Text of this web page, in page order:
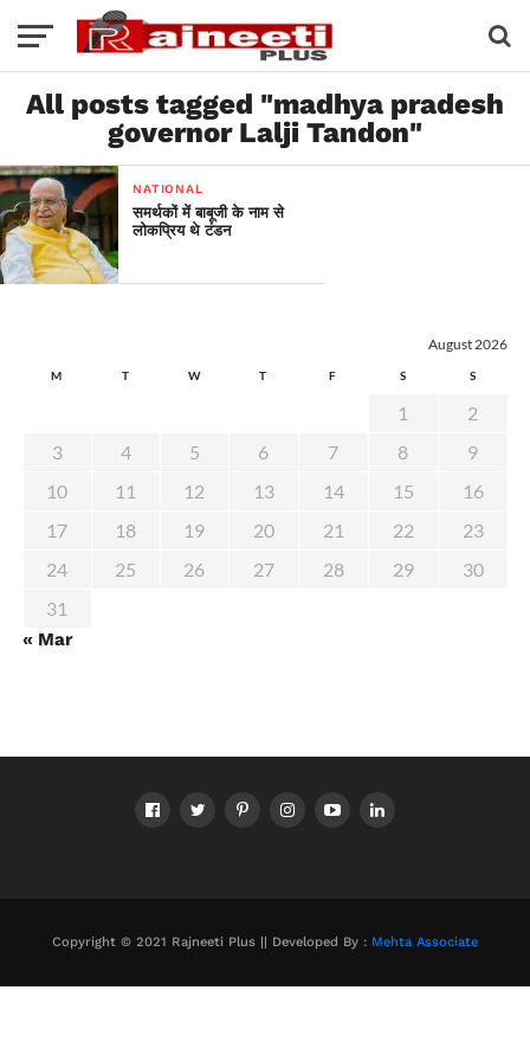
All posts tagged "madhya pradesh
governor Lalji Tandon"
NATIONAL
समर्थकों में बाबूजी के नाम से
लोकप्रिय थे टंडन
August 2026
M T W T F S S
1
2
3
4 5 6 7 8
9
10
11 12 13 14 15
16
17
18 19 20 21 22
23
24
25 26 27 28 29
30
31
« Mar
Copyright © 2021 Rajneeti Plus || Developed By : Mehta Associate